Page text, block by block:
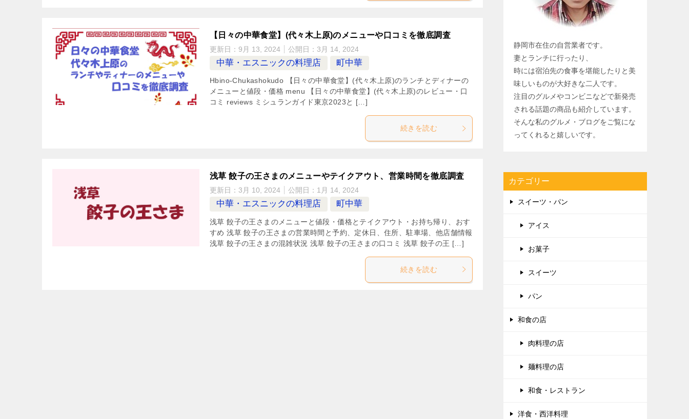
【日々の中華食堂】(代々木上原)のメニューや口コミを徹底調査
更新日： 9月 13, 2024 公開日： 3月 14, 2024
中華・エスニックの料理店 町中華
Hbino-Chukashokudo 【日々の中華食堂】(代々木上原)のランチとディナーの
メニューと値段・価格 menu 【日々の中華食堂】(代々木上原)のレビュー・口
コミ reviews ミシュランガイド東京2023と […]
続きを読む
浅草 餃子の王さまのメニューやテイクアウト、営業時間を徹底調査
更新日： 3月 10, 2024 公開日： 1月 14, 2024
中華・エスニックの料理店 町中華
浅草 餃子の王さまのメニューと値段・価格とテイクアウト・お持ち帰り、おす
すめ 浅草 餃子の王さまの営業時間と予約、定休日、住所、駐車場、他店舗情報
浅草 餃子の王さまの混雑状況 浅草 餃子の王さまの口コミ 浅草 餃子の王 […]
続きを読む
静岡市在住の自営業者です。
妻とランチに行ったり、
時には宿泊先の食事を堪能したりと美
味しいものが大好きな二人です。
注目のグルメやコンビニなどで新発売
される話題の商品も紹介しています。
そんな私のグルメ・ブログをご覧にな
ってくれると嬉しいです。
カテゴリー
スイーツ・パン
アイス
お菓子
スイーツ
パン
和食の店
肉料理の店
麺料理の店
和食・レストラン
洋食・西洋料理